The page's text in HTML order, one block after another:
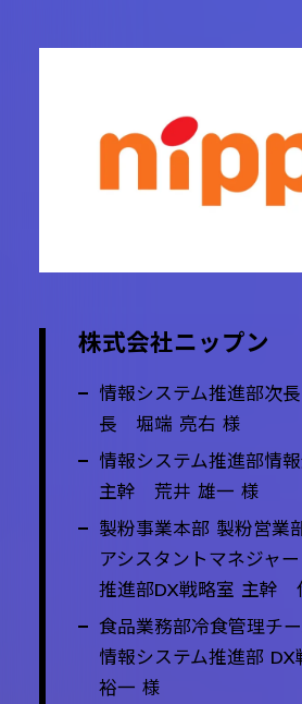
株式会社ニップン
情報システム推進部次
長 堀端 亮右 様
情報システム推進部情
主幹 荒井 雄一 様
製粉事業本部 製粉営業
アシスタントマネジャ
推進部DX戦略室 主幹
食品業務部冷食管理チ
情報システム推進部
裕一 様